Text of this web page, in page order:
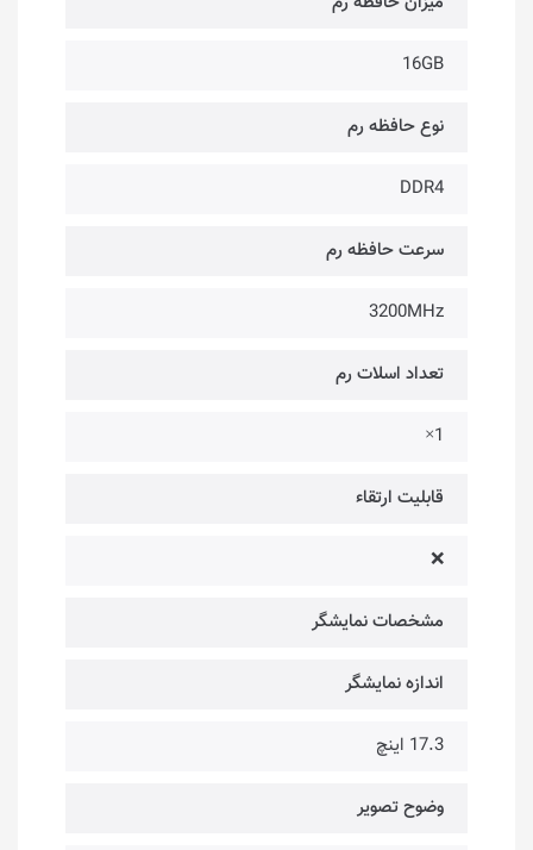
16GB
نوع حافظه رم
DDR4
سرعت حافظه رم
3200MHz
تعداد اسلات رم
1×
قابلیت ارتقاء
❌
مشخصات نمایشگر
اندازه نمایشگر
17.3 اینچ
وضوح تصویر